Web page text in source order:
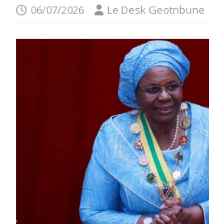
06/07/2026 Le Desk Geotribune